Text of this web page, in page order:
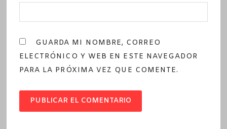
GUARDA MI NOMBRE, CORREO
ELECTRÓNICO Y WEB EN ESTE NAVEGADOR
PARA LA PRÓXIMA VEZ QUE COMENTE.